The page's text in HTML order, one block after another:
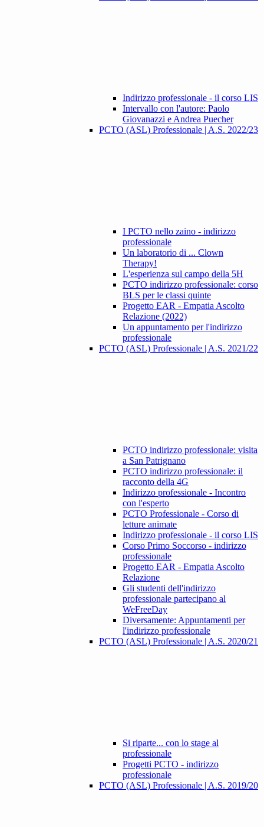
Indirizzo professionale - il corso LIS
Intervallo con l'autore: Paolo
Giovanazzi e Andrea Puecher
PCTO (ASL) Professionale | A.S. 2022/23
I PCTO nello zaino - indirizzo
professionale
Un laboratorio di ... Clown
Therapy!
L'esperienza sul campo della 5H
PCTO indirizzo professionale: corso
BLS per le classi quinte
Progetto EAR - Empatia Ascolto
Relazione (2022)
Un appuntamento per l'indirizzo
professionale
PCTO (ASL) Professionale | A.S. 2021/22
PCTO indirizzo professionale: visita
a San Patrignano
PCTO indirizzo professionale: il
racconto della 4G
Indirizzo professionale - Incontro
con l'esperto
PCTO Professionale - Corso di
letture animate
Indirizzo professionale - il corso LIS
Corso Primo Soccorso - indirizzo
professionale
Progetto EAR - Empatia Ascolto
Relazione
Gli studenti dell'indirizzo
professionale partecipano al
WeFreeDay
Diversamente: Appuntamenti per
l'indirizzo professionale
PCTO (ASL) Professionale | A.S. 2020/21
Si riparte... con lo stage al
professionale
Progetti PCTO - indirizzo
professionale
PCTO (ASL) Professionale | A.S. 2019/20